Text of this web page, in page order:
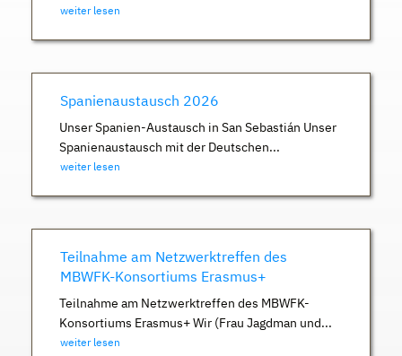
weiter lesen
Spanienaustausch 2026
Unser Spanien-Austausch in San Sebastián Unser
Spanienaustausch mit der Deutschen...
weiter lesen
Teilnahme am Netzwerktreffen des
MBWFK-Konsortiums Erasmus+
Teilnahme am Netzwerktreffen des MBWFK-
Konsortiums Erasmus+ Wir (Frau Jagdman und...
weiter lesen